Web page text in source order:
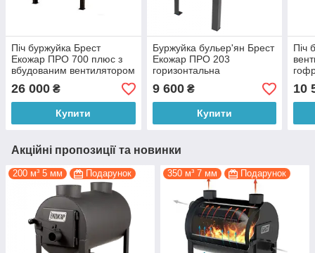
Піч буржуйка Брест
Екожар ПРО 700 плюс з
вбудованим вентилятором
26 000 ₴
Купити
Буржуйка бульер'ян Брест
Екожар ПРО 203
горизонтальна
9 600₴
Купити
Піч
10
Акційні пропозиції та новинки
200 м³ 5 мм Подарунок 350 м³ 7 мм Подарунок